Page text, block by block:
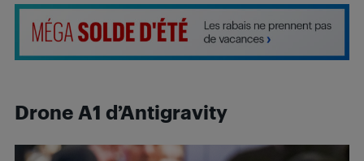
Drone A1 d’Antigravity